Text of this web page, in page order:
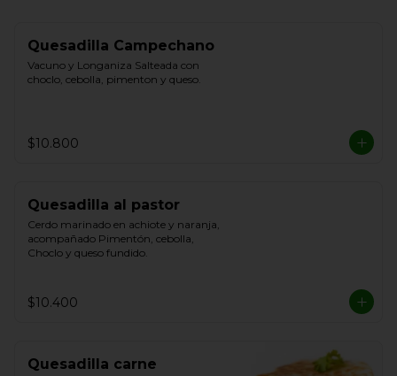
Quesadilla Campechano
Vacuno y Longaniza Salteada con
choclo, cebolla, pimenton y queso.
$10.800
Quesadilla al pastor
Cerdo marinado en achiote y naranja,
acompañado Pimentón, cebolla,
Choclo y queso fundido.
$10.400
Quesadilla carne